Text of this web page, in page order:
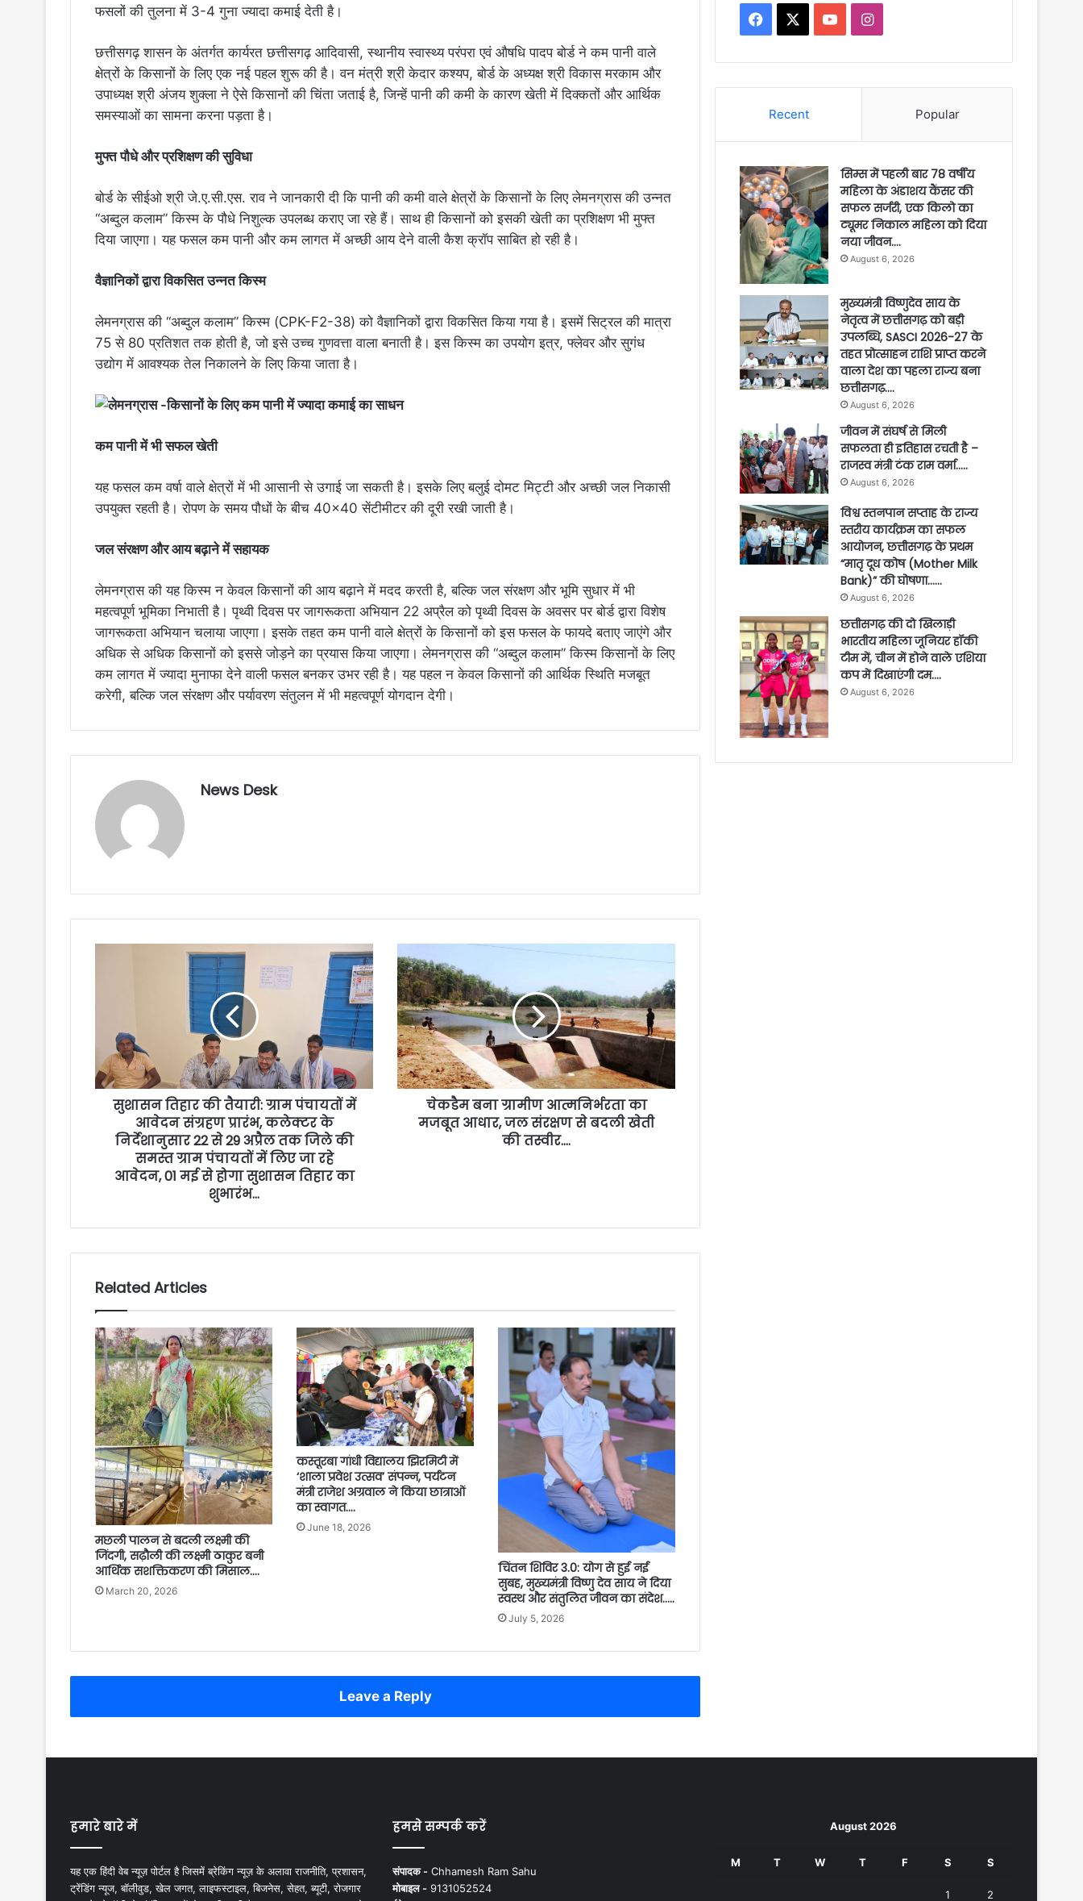
फसलों की तुलना में 3-4 गुना ज्यादा कमाई देती है।
छत्तीसगढ़ शासन के अंतर्गत कार्यरत छत्तीसगढ़ आदिवासी, स्थानीय स्वास्थ्य परंपरा एवं औषधि पादप बोर्ड ने कम पानी वाले
क्षेत्रों के किसानों के लिए एक नई पहल शुरू की है। वन मंत्री श्री केदार कश्यप, बोर्ड के अध्यक्ष श्री विकास मरकाम और
उपाध्यक्ष श्री अंजय शुक्ला ने ऐसे किसानों की चिंता जताई है, जिन्हें पानी की कमी के कारण खेती में दिक्कतों और आर्थिक
समस्याओं का सामना करना पड़ता है।
मुफ्त पौधे और प्रशिक्षण की सुविधा
बोर्ड के सीईओ श्री जे.ए.सी.एस. राव ने जानकारी दी कि पानी की कमी वाले क्षेत्रों के किसानों के लिए लेमनग्रास की उन्नत
“अब्दुल कलाम” किस्म के पौधे निशुल्क उपलब्ध कराए जा रहे हैं। साथ ही किसानों को इसकी खेती का प्रशिक्षण भी मुफ्त
दिया जाएगा। यह फसल कम पानी और कम लागत में अच्छी आय देने वाली कैश क्रॉप साबित हो रही है।
वैज्ञानिकों द्वारा विकसित उन्नत किस्म
लेमनग्रास की “अब्दुल कलाम” किस्म (CPK-F2-38) को वैज्ञानिकों द्वारा विकसित किया गया है। इसमें सिट्रल की मात्रा
75 से 80 प्रतिशत तक होती है, जो इसे उच्च गुणवत्ता वाला बनाती है। इस किस्म का उपयोग इत्र, फ्लेवर और सुगंध
उद्योग में आवश्यक तेल निकालने के लिए किया जाता है।
कम पानी में भी सफल खेती
यह फसल कम वर्षा वाले क्षेत्रों में भी आसानी से उगाई जा सकती है। इसके लिए बलुई दोमट मिट्टी और अच्छी जल निकासी
उपयुक्त रहती है। रोपण के समय पौधों के बीच 40×40 सेंटीमीटर की दूरी रखी जाती है।
जल संरक्षण और आय बढ़ाने में सहायक
लेमनग्रास की यह किस्म न केवल किसानों की आय बढ़ाने में मदद करती है, बल्कि जल संरक्षण और भूमि सुधार में भी
महत्वपूर्ण भूमिका निभाती है। पृथ्वी दिवस पर जागरूकता अभियान 22 अप्रैल को पृथ्वी दिवस के अवसर पर बोर्ड द्वारा विशेष
जागरूकता अभियान चलाया जाएगा। इसके तहत कम पानी वाले क्षेत्रों के किसानों को इस फसल के फायदे बताए जाएंगे और
अधिक से अधिक किसानों को इससे जोड़ने का प्रयास किया जाएगा। लेमनग्रास की “अब्दुल कलाम” किस्म किसानों के लिए
कम लागत में ज्यादा मुनाफा देने वाली फसल बनकर उभर रही है। यह पहल न केवल किसानों की आर्थिक स्थिति मजबूत
करेगी, बल्कि जल संरक्षण और पर्यावरण संतुलन में भी महत्वपूर्ण योगदान देगी।
News Desk
सुशासन तिहार की तैयारी: ग्राम पंचायतों में
आवेदन संग्रहण प्रारंभ, कलेक्टर के
निर्देशानुसार 22 से 29 अप्रैल तक जिले की
समस्त ग्राम पंचायतों में लिए जा रहे
आवेदन, 01 मई से होगा सुशासन तिहार का
शुभारंभ…
चेकडैम बना ग्रामीण आत्मनिर्भरता का
मजबूत आधार, जल संरक्षण से बदली खेती
की तस्वीर….
Related Articles
मछली पालन से बदली लक्ष्मी की
जिंदगी, सढ़ौली की लक्ष्मी ठाकुर बनी
आर्थिक सशक्तिकरण की मिसाल….
March 20, 2026
कस्तूरबा गांधी विद्यालय झिरमिटी में
‘शाला प्रवेश उत्सव’ संपन्न, पर्यटन
मंत्री राजेश अग्रवाल ने किया छात्राओं
का स्वागत….
June 18, 2026
चिंतन शिविर 3.0: योग से हुई नई
सुबह, मुख्यमंत्री विष्णु देव साय ने दिया
स्वस्थ और संतुलित जीवन का संदेश…..
July 5, 2026
Leave a Reply
Facebook YouTubeInstagram
Recent Popular
सिम्स में पहली बार 78 वर्षीय
महिला के अंडाशय कैंसर की
सफल सर्जरी, एक किलो का
ट्यूमर निकाल महिला को दिया
नया जीवन….
August 6, 2026
मुख्यमंत्री विष्णुदेव साय के
नेतृत्व में छत्तीसगढ़ को बड़ी
उपलब्धि, SASCI 2026-27 के
तहत प्रोत्साहन राशि प्राप्त करने
वाला देश का पहला राज्य बना
छत्तीसगढ़….
August 6, 2026
जीवन में संघर्ष से मिली
सफलता ही इतिहास रचती है –
राजस्व मंत्री टंक राम वर्मा…..
August 6, 2026
विश्व स्तनपान सप्ताह के राज्य
स्तरीय कार्यक्रम का सफल
आयोजन, छत्तीसगढ़ के प्रथम
“मातृ दूध कोष (Mother Milk
Bank)” की घोषणा……
August 6, 2026
छत्तीसगढ़ की दो खिलाड़ी
भारतीय महिला जूनियर हॉकी
टीम में, चीन में होने वाले एशिया
कप में दिखाएंगी दम….
August 6, 2026
हमारे बारे में
यह एक हिंदी वेब न्यूज़ पोर्टल है जिसमें ब्रेकिंग न्यूज़ के अलावा राजनीति, प्रशासन,
ट्रेंडिंग न्यूज, बॉलीवुड, खेल जगत, लाइफस्टाइल, बिजनेस, सेहत, ब्यूटी, रोजगार
हमसे सम्पर्क करें
संपादक -Chhamesh Ram Sahu
मोबाइल -9131052524
August 2026
M T W T F S S
1 2